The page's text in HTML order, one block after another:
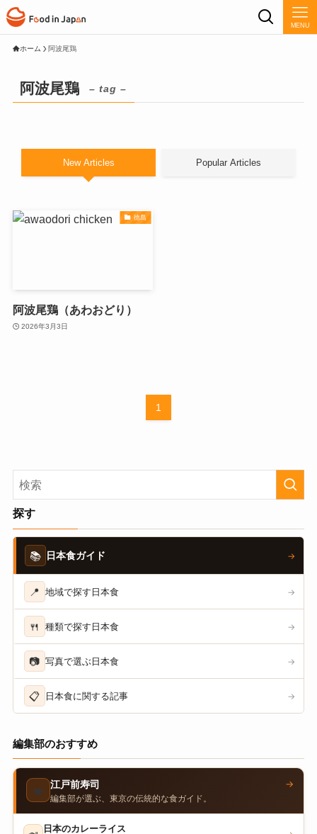
MENU
ホーム 阿波尾鶏
阿波尾鶏 – tag –
New Articles Popular Articles
徳島
阿波尾鶏（あわおどり）
2026年3月3日
1
探す
📚 日本食ガイド →
📍 地域で探す日本食 →
🍴 種類で探す日本食 →
📷 写真で選ぶ日本食 →
📋 日本食に関する記事 →
編集部のおすすめ
🍣 江戸前寿司
編集部が選ぶ、東京の伝統的な食ガイド。
→
日本のカレーライス